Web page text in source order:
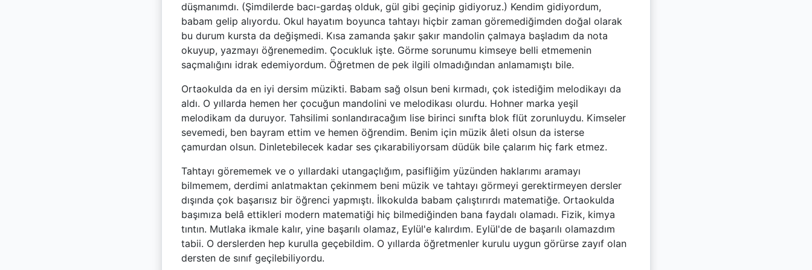
düşmanımdı. (Şimdilerde bacı-gardaş olduk, gül gibi geçinip gidiyoruz.) Kendim gidiyordum,
babam gelip alıyordu. Okul hayatım boyunca tahtayı hiçbir zaman göremediğimden doğal olarak
bu durum kursta da değişmedi. Kısa zamanda şakır şakır mandolin çalmaya başladım da nota
okuyup, yazmayı öğrenemedim. Çocukluk işte. Görme sorunumu kimseye belli etmemenin
saçmalığını idrak edemiyordum. Öğretmen de pek ilgili olmadığından anlamamıştı bile.
Ortaokulda da en iyi dersim müzikti. Babam sağ olsun beni kırmadı, çok istediğim melodikayı da
aldı. O yıllarda hemen her çocuğun mandolini ve melodikası olurdu. Hohner marka yeşil
melodikam da duruyor. Tahsilimi sonlandıracağım lise birinci sınıfta blok flüt zorunluydu. Kimseler
sevemedi, ben bayram ettim ve hemen öğrendim. Benim için müzik âleti olsun da isterse
çamurdan olsun. Dinletebilecek kadar ses çıkarabiliyorsam düdük bile çalarım hiç fark etmez.
Tahtayı görememek ve o yıllardaki utangaçlığım, pasifliğim yüzünden haklarımı aramayı
bilmemem, derdimi anlatmaktan çekinmem beni müzik ve tahtayı görmeyi gerektirmeyen dersler
dışında çok başarısız bir öğrenci yapmıştı. İlkokulda babam çalıştırırdı matematiğe. Ortaokulda
başımıza belâ ettikleri modern matematiği hiç bilmediğinden bana faydalı olamadı. Fizik, kimya
tıntın. Mutlaka ikmale kalır, yine başarılı olamaz, Eylül'e kalırdım. Eylül'de de başarılı olamazdım
tabii. O derslerden hep kurulla geçebildim. O yıllarda öğretmenler kurulu uygun görürse zayıf olan
dersten de sınıf geçilebiliyordu.